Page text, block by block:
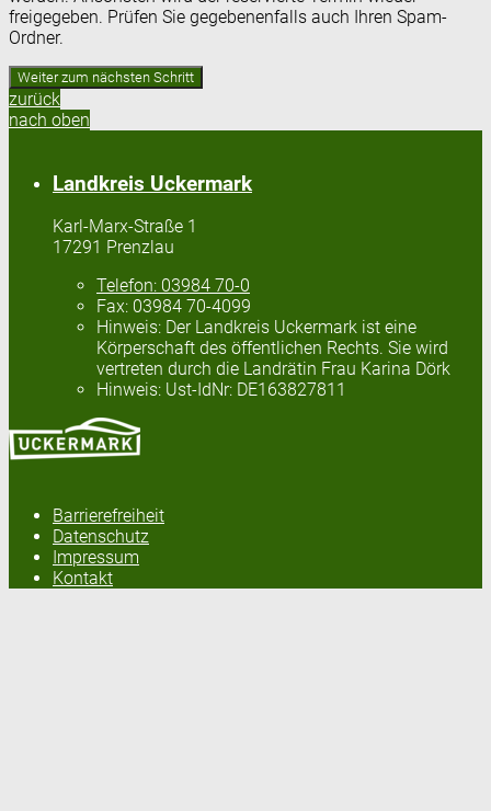
freigegeben. Prüfen Sie gegebenenfalls auch Ihren Spam-
Ordner.
zurück
nach oben
Landkreis Uckermark
Karl-Marx-Straße 1
17291 Prenzlau
Telefon: 03984 70-0
Fax: 03984 70-4099
Hinweis: Der Landkreis Uckermark ist eine
Körperschaft des öffentlichen Rechts. Sie wird
vertreten durch die Landrätin Frau Karina Dörk
Hinweis: Ust-IdNr: DE163827811
Barrierefreiheit
Datenschutz
Impressum
Kontakt